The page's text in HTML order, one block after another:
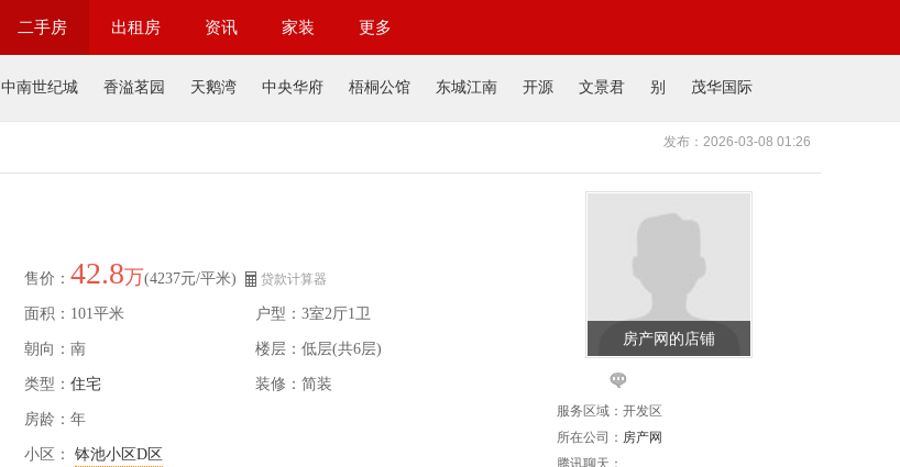
二手房 出租房 资讯 家装 更多
中南世纪城 香溢茗园 天鹅湾 中央华府 梧桐公馆 东城江南 开源 文景君 别 茂华国际
发布：2026-03-08 01:26
售价： 42.8万(4237元/平米) 贷款计算器
面积：101平米 户型：3室2厅1卫
朝向：南 楼层：低层(共6层)
类型： 住宅 装修：简装
房龄：年
小区： 钵池小区D区
房产网的店铺
服务区域：开发区
所在公司： 房产网
腾讯聊天：